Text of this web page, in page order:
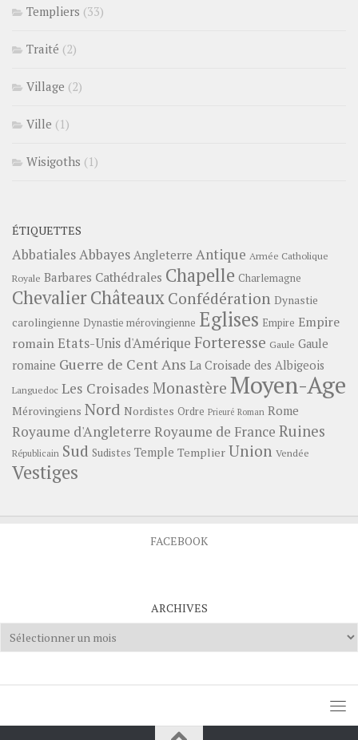
Templiers (33)
Traité (2)
Village (2)
Ville (1)
Wisigoths (1)
ÉTIQUETTES
Abbatiales Abbayes Angleterre Antique Armée Catholique
Royale Barbares Cathédrales Chapelle Charlemagne
ChevalierChâteauxConfédération Dynastie
carolingienne Dynastie mérovingienne Eglises Empire Empire
romainEtats-Unis d'Amérique Forteresse Gaule Gaule
romaine Guerre de Cent Ans La Croisade des Albigeois
Languedoc Les Croisades Monastère Moyen-Age
Mérovingiens Nord Nordistes Ordre Prieuré Roman Rome
Royaume d'Angleterre Royaume de France Ruines
Républicain Sud Sudistes Temple Templier Union Vendée
Vestiges
FACEBOOK
ARCHIVES
Archives